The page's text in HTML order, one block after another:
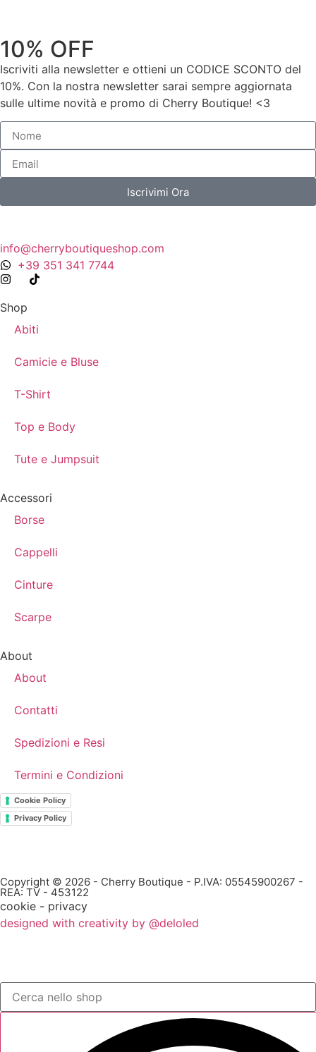
10% OFF
Iscriviti alla newsletter e ottieni un CODICE SCONTO del
10%. Con la nostra newsletter sarai sempre aggiornata
sulle ultime novità e promo di Cherry Boutique! <3
Iscrivimi Ora
info@cherryboutiqueshop.com
+39 351 341 7744
Shop
Abiti
Camicie e Bluse
T-Shirt
Top e Body
Tute e Jumpsuit
Accessori
Borse
Cappelli
Cinture
Scarpe
About
About
Contatti
Spedizioni e Resi
Termini e Condizioni
Cookie Policy
Privacy Policy
Copyright © 2026 - Cherry Boutique - P.IVA: 05545900267 -
REA: TV - 453122
cookie - privacy
designed with creativity by @deloled